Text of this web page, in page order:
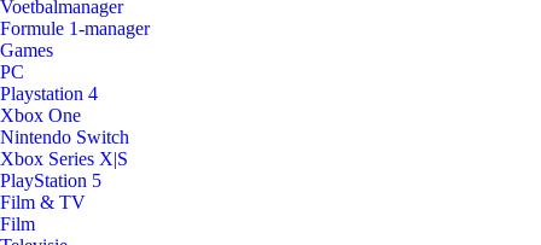
Voetbalmanager
Formule 1-manager
Games
PC
Playstation 4
Xbox One
Nintendo Switch
Xbox Series X|S
PlayStation 5
Film & TV
Film